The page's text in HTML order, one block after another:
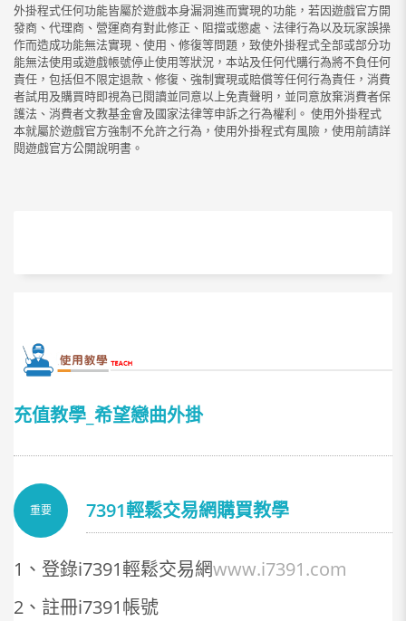
外掛程式任何功能皆屬於遊戲本身漏洞進而實現的功能，若因遊戲官方開
發商、代理商、營運商有對此修正、阻擋或懲處、法律行為以及玩家誤操
作而造成功能無法實現、使用、修復等問題，致使外掛程式全部或部分功
能無法使用或遊戲帳號停止使用等狀況，本站及任何代購行為將不負任何
責任，包括但不限定退款、修復、強制實現或賠償等任何行為責任，消費
者試用及購買時即視為已閱讀並同意以上免責聲明，並同意放棄消費者保
護法、消費者文教基金會及國家法律等申訴之行為權利。 使用外掛程式
本就屬於遊戲官方強制不允許之行為，使用外掛程式有風險，使用前請詳
閱遊戲官方公開說明書。
充值教學_希望戀曲外掛
重要 7391輕鬆交易網購買教學
1、登錄i7391輕鬆交易網www.i7391.com
2、註冊i7391帳號